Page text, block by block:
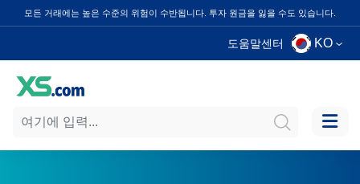
모든 거래에는 높은 수준의 위험이 수반됩니다. 투자 원금을 잃을 수도 있습니다.
도움말센터 KO